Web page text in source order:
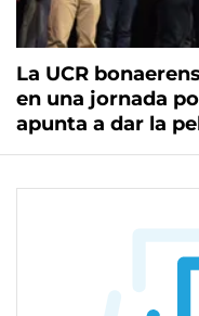
La UCR
en una jornada
apunta a dar la